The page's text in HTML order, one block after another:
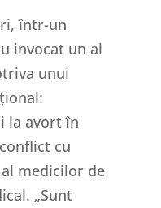
într-un
invocat un al
unui
la avort în
cu
medicilor de
„Sunt